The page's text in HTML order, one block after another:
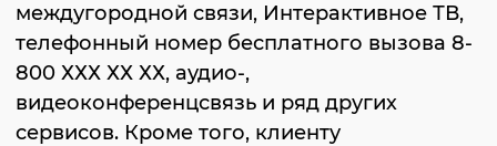
междугородной связи, Интерактивное ТВ,
телефонный номер бесплатного вызова 8-
800 ХХХ ХХ ХХ, аудио-,
видеоконференцсвязь и ряд других
сервисов. Кроме того, клиенту